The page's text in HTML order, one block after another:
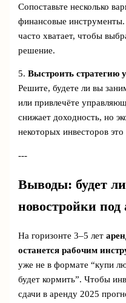
Сопоставьте несколько
финансовые
часто хватает, чтобы
решение.
5.Выстроить стратегию
Решите, будете ли вы
или привлечёте
снижает доходность, но
некоторых инвесторов
---
Выводы: будет
новостройки под
На горизонте 3–5 лет
останется рабочим
уже не в формате “купи
будет кормить”. Чтобы
сдачи в аренду 2025